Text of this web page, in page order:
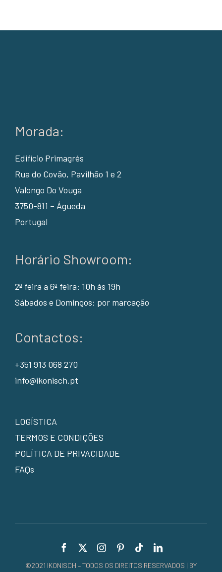
Morada:
Edifício Primagrés
Rua do Covão, Pavilhão 1 e 2
Valongo Do Vouga
3750-811 – Águeda
Portugal
Horário Showroom:
2ª feira a 6ª feira: 10h às 19h
Sábados e Domingos: por marcação
Contactos:
+351 913 068 270
info@ikonisch.pt
LOGÍSTICA
TERMOS E CONDIÇÕES
POLÍTICA DE PRIVACIDADE
FAQs
©2021 IKONISCH – TODOS OS DIREITOS RESERVADOS | BY